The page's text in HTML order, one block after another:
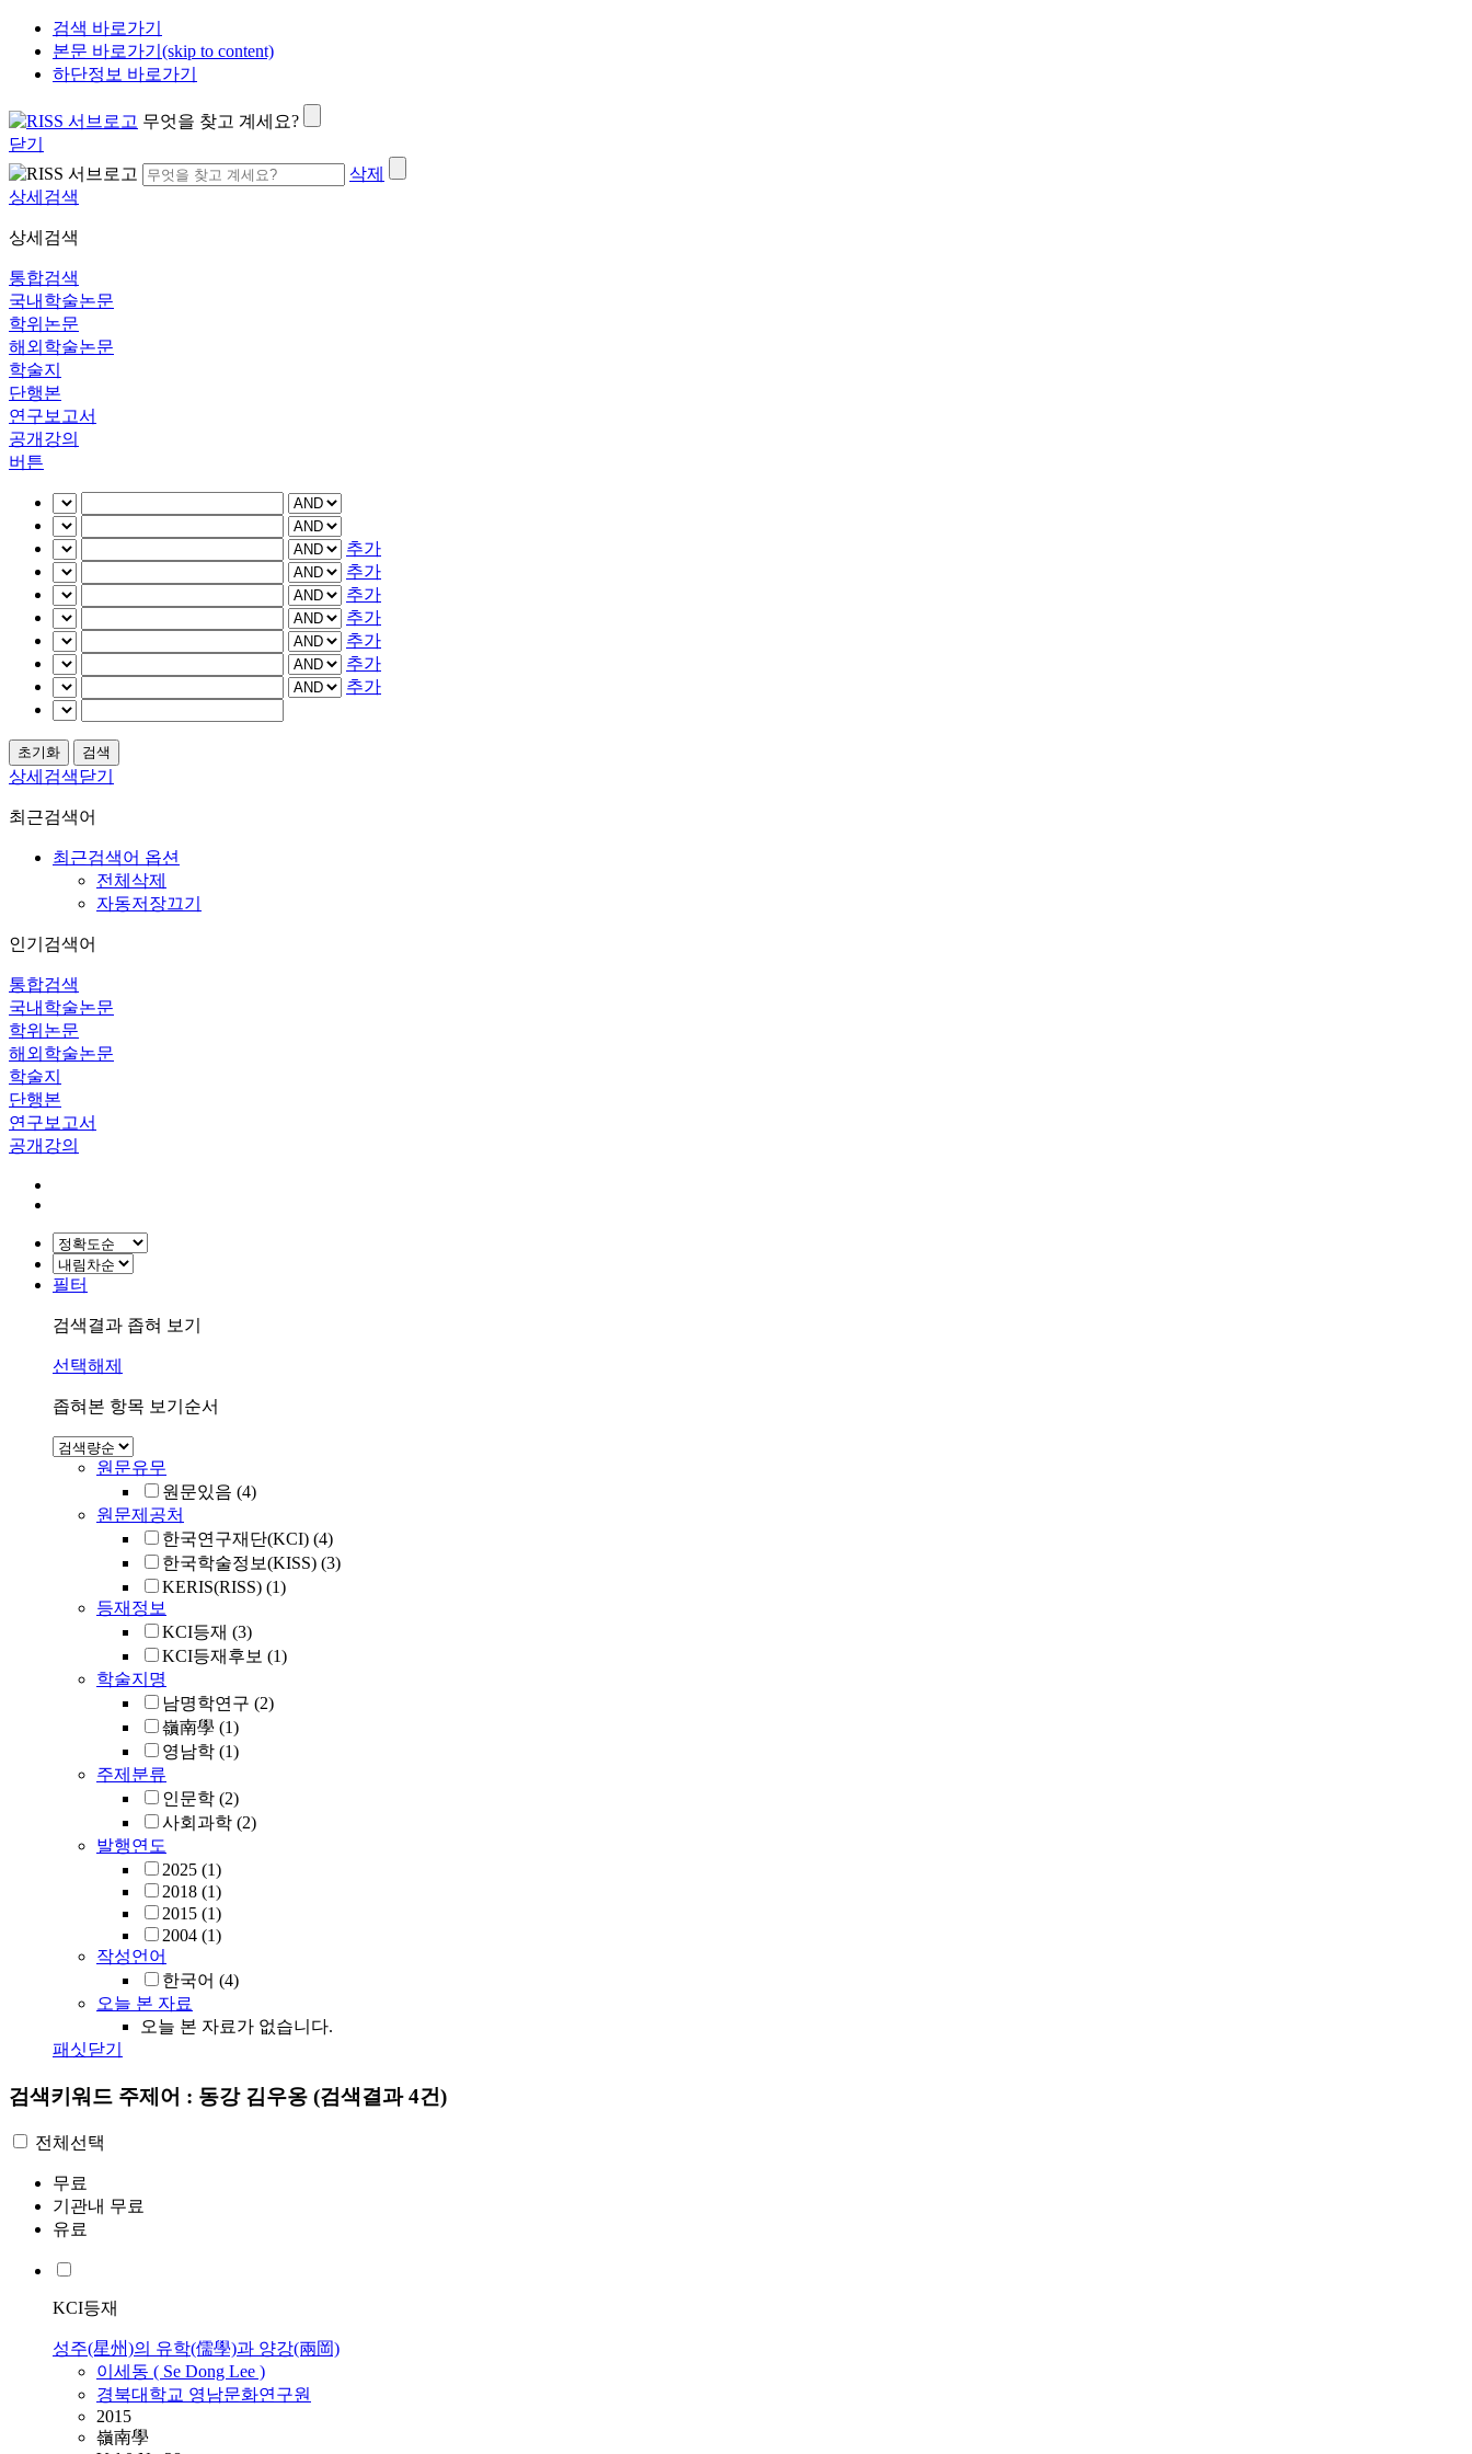
검색 바로가기
본문 바로가기(skip to content)
하단정보 바로가기
무엇을 찾고 계세요?
닫기
삭제
상세검색
상세검색
통합검색
국내학술논문
학위논문
해외학술논문
학술지
단행본
연구보고서
공개강의
버튼
추가
추가
추가
추가
추가
추가
추가
상세검색닫기
최근검색어
최근검색어 옵션
전체삭제
자동저장끄기
인기검색어
통합검색
국내학술논문
학위논문
해외학술논문
학술지
단행본
연구보고서
공개강의
필터
검색결과 좁혀 보기
선택해제
좁혀본 항목 보기순서
원문유무
원문있음 (4)
원문제공처
한국연구재단(KCI) (4)
한국학술정보(KISS) (3)
KERIS(RISS) (1)
등재정보
KCI등재 (3)
KCI등재후보 (1)
학술지명
남명학연구 (2)
嶺南學 (1)
영남학 (1)
주제분류
인문학 (2)
사회과학 (2)
발행연도
2025 (1)
2018 (1)
2015 (1)
2004 (1)
작성언어
한국어 (4)
오늘 본 자료
오늘 본 자료가 없습니다.
패싯닫기
검색키워드 주제어 : 동강 김우옹 (검색결과 4건)
전체선택
무료
기관내 무료
유료
KCI등재
성주(星州)의 유학(儒學)과 양강(兩岡)
이세동 ( Se Dong Lee )
경북대학교 영남문화연구원
2015
嶺南學